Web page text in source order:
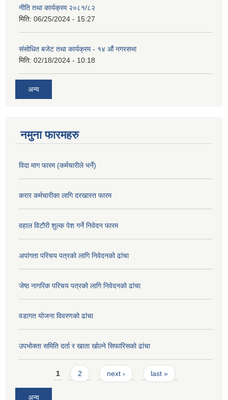
नीति तथा कार्यक्रम २०८१/८२
मिति: 06/25/2024 - 15:27
संसोधित बजेट तथा कार्यक्रम - १४ औं नगरसभा
मिति: 02/18/2024 - 10:18
अन्य
नमुना फारमहरु
विदा माग फारम (कर्मचारीले भर्ने)
करार कर्मचारीका लागि दरखास्त फारम
वहाल विटौरी शुल्क पेश गर्ने निवेदन फारम
अपांगता परिचय पत्रको लागि निवेदनको ढांचा
जेष्ठ नागरिक परिचय पत्रको लागि निवेदनको ढांचा
वडागत योजना विवरणको ढांचा
उपभोक्ता समिति दर्ता र खाता खोल्ने सिफारिसको ढांचा
Pages1 2 next › last »
अन्य